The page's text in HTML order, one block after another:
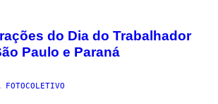
do Dia do Trabalhador
Paulo e Paraná